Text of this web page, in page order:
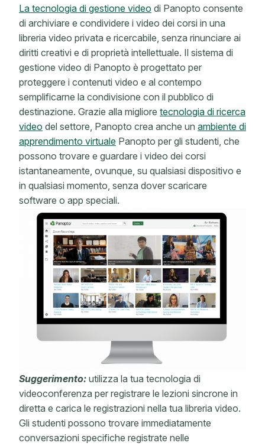
La tecnologia di gestione video di Panopto consente
di archiviare e condividere i video dei corsi in una
libreria video privata e ricercabile, senza rinunciare ai
diritti creativi e di proprietà intellettuale. Il sistema di
gestione video di Panopto è progettato per
proteggere i contenuti video e al contempo
semplificarne la condivisione con il pubblico di
destinazione. Grazie alla migliore tecnologia di ricerca
video del settore, Panopto crea anche un ambiente di
apprendimento virtuale Panopto per gli studenti, che
possono trovare e guardare i video dei corsi
istantaneamente, ovunque, su qualsiasi dispositivo e
in qualsiasi momento, senza dover scaricare
software o app speciali.
Suggerimento: utilizza la tua tecnologia di
videoconferenza per registrare le lezioni sincrone in
diretta e carica le registrazioni nella tua libreria video.
Gli studenti possono trovare immediatamente
conversazioni specifiche registrate nelle